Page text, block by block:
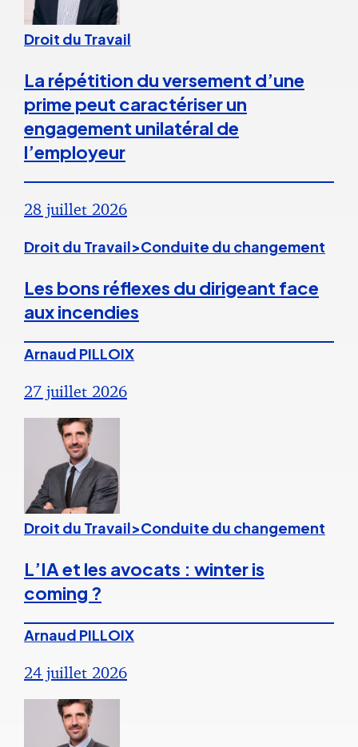
Droit du Travail
La répétition du versement d’une
prime peut caractériser un
engagement unilatéral de
l’employeur
28 juillet 2026
Droit du Travail>Conduite du changement
Les bons réflexes du dirigeant face
aux incendies
Arnaud PILLOIX
27 juillet 2026
Droit du Travail>Conduite du changement
L’IA et les avocats : winter is
coming ?
Arnaud PILLOIX
24 juillet 2026